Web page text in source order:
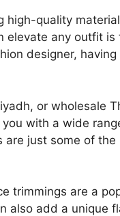
high-quality
elevate any outfit is
designer,
or wholesale
with a wide
just some of the
trimmings are a
also add a unique